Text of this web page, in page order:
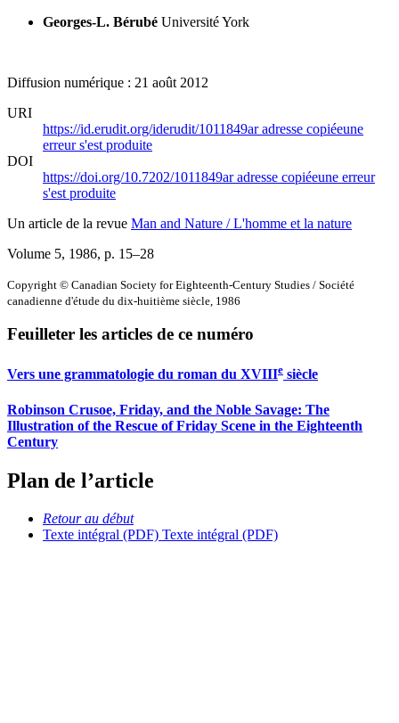
Georges-L. Bérubé Université York
Diffusion numérique : 21 août 2012
URI
https://id.erudit.org/iderudit/1011849aradresse copiéeune
erreur s'est produite
DOI
https://doi.org/10.7202/1011849aradresse copiéeune erreur
s'est produite
Un article de la revue Man and Nature / L'homme et la nature
Volume 5, 1986, p. 15–28
Copyright © Canadian Society for Eighteenth-Century Studies / Société
canadienne d'étude du dix-huitième siècle, 1986
Feuilleter les articles de ce numéro
Vers une grammatologie du roman du XVIIIe siècle
Robinson Crusoe, Friday, and the Noble Savage: The
Illustration of the Rescue of Friday Scene in the Eighteenth
Century
Plan de l’article
Retour au début
Texte intégral (PDF) Texte intégral (PDF)